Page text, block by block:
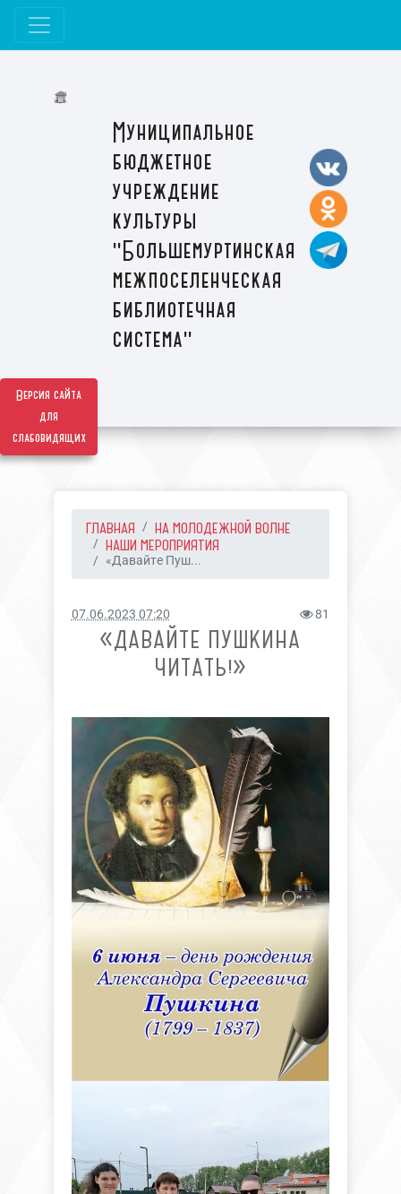
Версия сайта
для
слабовидящих
Муниципальное
бюджетное
учреждение
культуры
"Большемуртинская
межпоселенческая
библиотечная
система"
ГЛАВНАЯ
НА МОЛОДЕЖНОЙ ВОЛНЕ
НАШИ МЕРОПРИЯТИЯ
«Давайте Пуш...
07.06.2023 07:20 81
«ДАВАЙТЕ ПУШКИНА
ЧИТАТЬ!»